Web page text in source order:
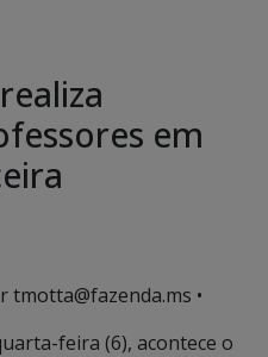
em
tmotta@fazenda.ms •
feira (6), acontece o